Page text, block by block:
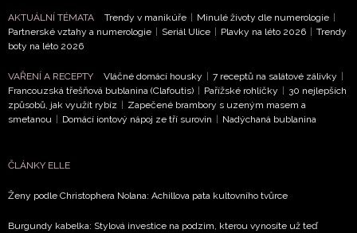
Přihlášením k newsletteru souhlasíte sObchodními
potvrzujete, že jste se seznámili seZásadami
ochrany soukromí- BurdaMedia Extra s.r.o. bude s
Vašimi údaji pracovat zejména k organizaci a
Chcete navíc dostávat i další zajímavé a exkluzivní
zpracováním údajů k tomuto účelu podleZásad ochrany
AKTUÁLNÍ TÉMATA Trendy v manikúře Minulé životy dle numerologie
Partnerské vztahy a numerologie
Seriál Ulice Plavky na léto 2026
Trendy
boty na léto 2026
VAŘENÍ A RECEPTY Vláčné domácí housky 7 receptů na salátové zálivky
Francouzská třešňová bublanina (Clafoutis)
Pařížské rohlíčky
30 nejlepších
způsobů, jak využít rybíz
Zapečené brambory s uzeným masem a
smetanou
Domácí iontový nápoj ze tří surovin Nadýchaná bublanina
ČLÁNKY ELLE
Ženy podle Christophera Nolana: Achillova pata kultovního tvůrce
Burgundy kabelka: Stylová investice na podzim, kterou vynosíte už teď